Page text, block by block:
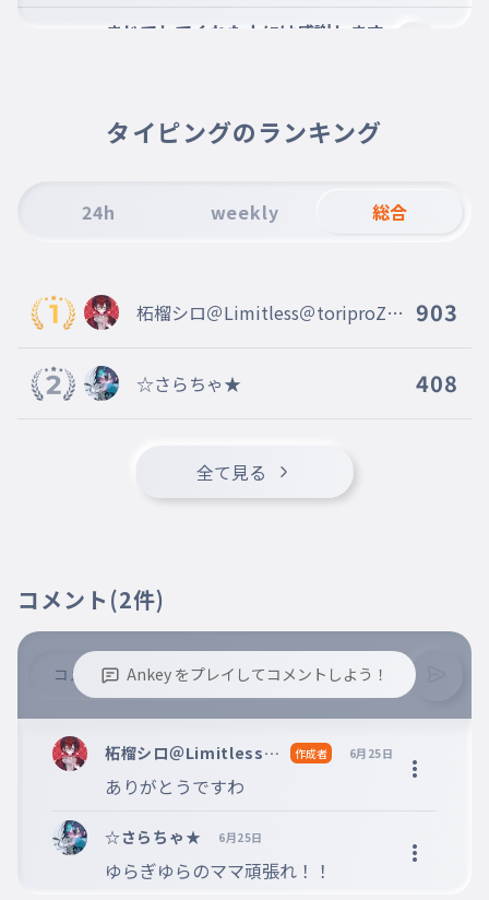
まじでしてくれた人には感謝します
ほんとうにかんしゃかんげきです！
タイピングのランキング
24h weekly 総合
柘榴シロ＠Limitless＠toriproZ＠ 903
☆さらちゃ★ 408
全て見る
コメント (2件)
Ankey をプレイしてコメントしよう！
※コメントするには、ログインが必要です。
柘榴シロ＠Limitless＠
toriproZ＠Blosso＠m
arisas
作成者 6月25日
ありがとうですわ
☆さらちゃ★ 6月25日
ゆらぎゆらのママ頑張れ！！